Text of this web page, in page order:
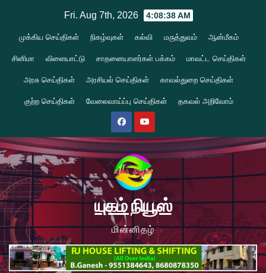
content
Fri. Aug 7th, 2026 4:08:39 AM
முக்கிய செய்திகள் நிகழ்வுகள் கல்வி மருத்துவம் ஆன்மீகம்
சினிமா விளையாட்டு சாதனையாளர்கள் பக்கம் மாவட்ட செய்திகள்
அரசு செய்திகள் அரசியல் செய்திகள் காவல்துறை செய்திகள்
குற்ற செய்திகள் வேலைவாய்ப்பு செய்திகள் தகவல் அறிவோம்
யுகம் நியூஸ்
மின்னிதழ்